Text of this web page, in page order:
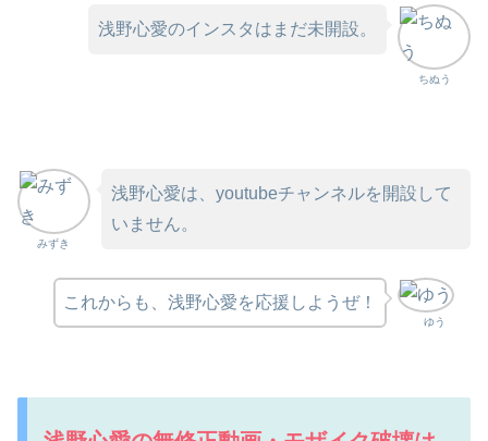
ちぬう
浅野心愛のインスタはまだ未開設。
みずき
浅野心愛は、youtubeチャンネルを開設して
いません。
ゆう
これからも、浅野心愛を応援しようぜ！